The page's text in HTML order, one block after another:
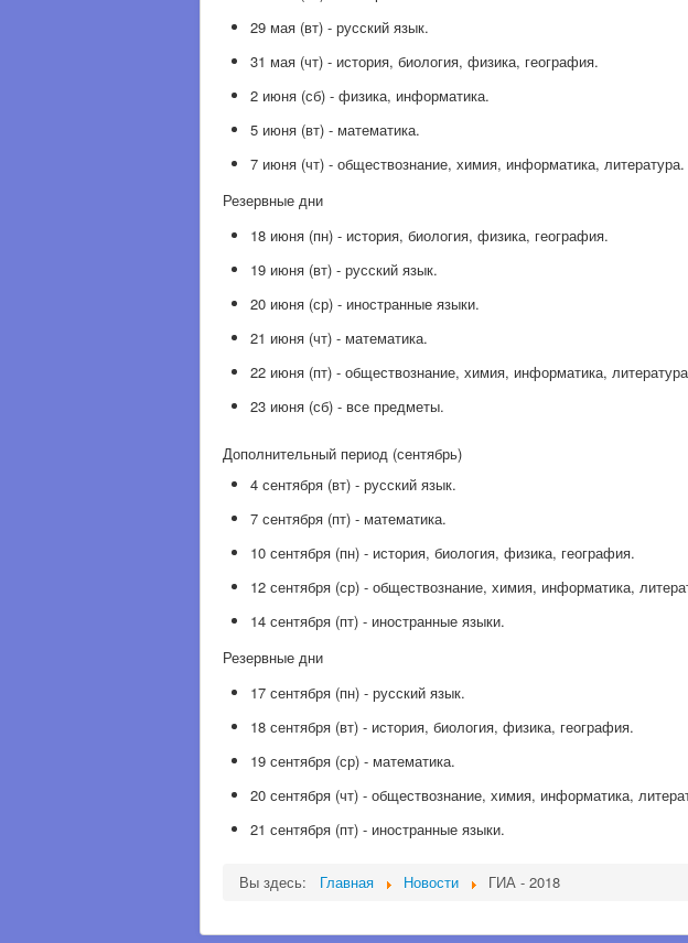
29 мая (вт) - русский язык.
31 мая (чт) - история, биология, физика, география.
2 июня (сб) - физика, информатика.
5 июня (вт) - математика.
7 июня (чт) - обществознание, химия, информатика, литература.
Резервные дни
18 июня (пн) - история, биология, физика, география.
19 июня (вт) - русский язык.
20 июня (ср) - иностранные языки.
21 июня (чт) - математика.
22 июня (пт) - обществознание, химия, информатика,
23 июня (сб) - все предметы.
Дополнительный период (сентябрь)
4 сентября (вт) - русский язык.
7 сентября (пт) - математика.
10 сентября (пн) - история, биология, физика, география.
12 сентября (ср) - обществознание, химия, информатика,
14 сентября (пт) - иностранные языки.
Резервные дни
17 сентября (пн) - русский язык.
18 сентября (вт) - история, биология, физика, география.
19 сентября (ср) - математика.
20 сентября (чт) - обществознание, химия, информатика,
21 сентября (пт) - иностранные языки.
Вы здесь: Главная Новости ГИА - 2018